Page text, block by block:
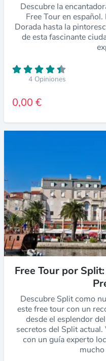
Descubre la
Free Tour en
Dorada hasta la
de esta fascinante
4 Opiniones
0,00 €
Free Tour por
Descubre Split como
este free tour con un
desde el esplendor
secretos del Split
con un guía experto